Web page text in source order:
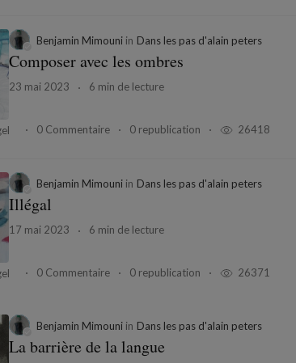
Benjamin Mimouni in Dans les pas d'alain peters
Composer avec les ombres
23 mai 2023 6 min de lecture
0 Commentaire 0 republication 26418
Benjamin Mimouni in Dans les pas d'alain peters
Illégal
17 mai 2023 6 min de lecture
0 Commentaire 0 republication 26371
Benjamin Mimouni in Dans les pas d'alain peters
La barrière de la langue